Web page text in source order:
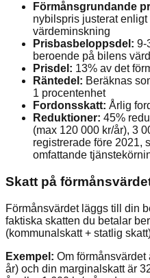
Förmånsgrundande
nybilspris justerat
värdeminskning
Prisbasbeloppsdel: 9-
beroende på bilens
Prisdel: 13% av det
Räntedel: Beräknas
1 procentenhet
Fordonsskatt: Årlig
Reduktioner: 45%
(max 120 000 kr/år), 3
registrerade före 2021,
omfattande
Skatt på
Förmånsvärdet läggs till din
faktiska skatten du betalar
(kommunalskatt + statlig
Exempel: Om förmånsvärdet
år) och din marginalskatt är